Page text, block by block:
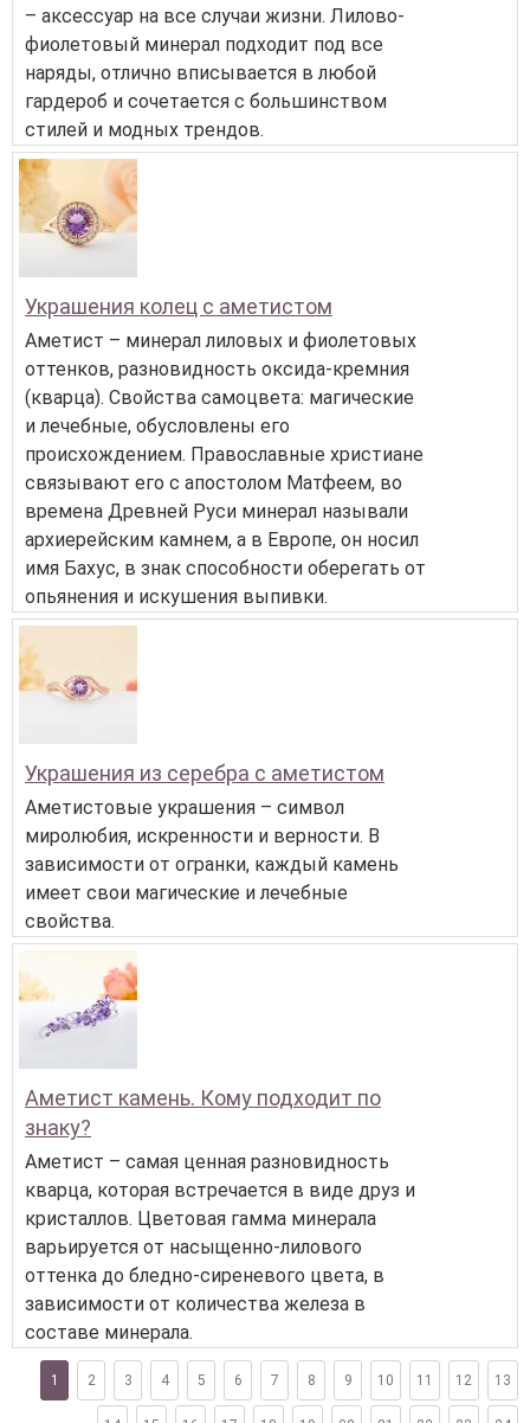
– аксессуар на все случаи жизни. Лилово-
фиолетовый минерал подходит под все
наряды, отлично вписывается в любой
гардероб и сочетается с большинством
стилей и модных трендов.
Украшения колец с аметистом
Аметист – минерал лиловых и фиолетовых
оттенков, разновидность оксида-кремния
(кварца). Свойства самоцвета: магические
и лечебные, обусловлены его
происхождением. Православные христиане
связывают его с апостолом Матфеем, во
времена Древней Руси минерал называли
архиерейским камнем, а в Европе, он носил
имя Бахус, в знак способности оберегать от
опьянения и искушения выпивки.
Украшения из серебра с аметистом
Аметистовые украшения – символ
миролюбия, искренности и верности. В
зависимости от огранки, каждый камень
имеет свои магические и лечебные
свойства.
Аметист камень. Кому подходит по
знаку?
Аметист – самая ценная разновидность
кварца, которая встречается в виде друз и
кристаллов. Цветовая гамма минерала
варьируется от насыщенно-лилового
оттенка до бледно-сиреневого цвета, в
зависимости от количества железа в
составе минерала.
1 2 3 4 5 6 7 8 9 10 11 12 13